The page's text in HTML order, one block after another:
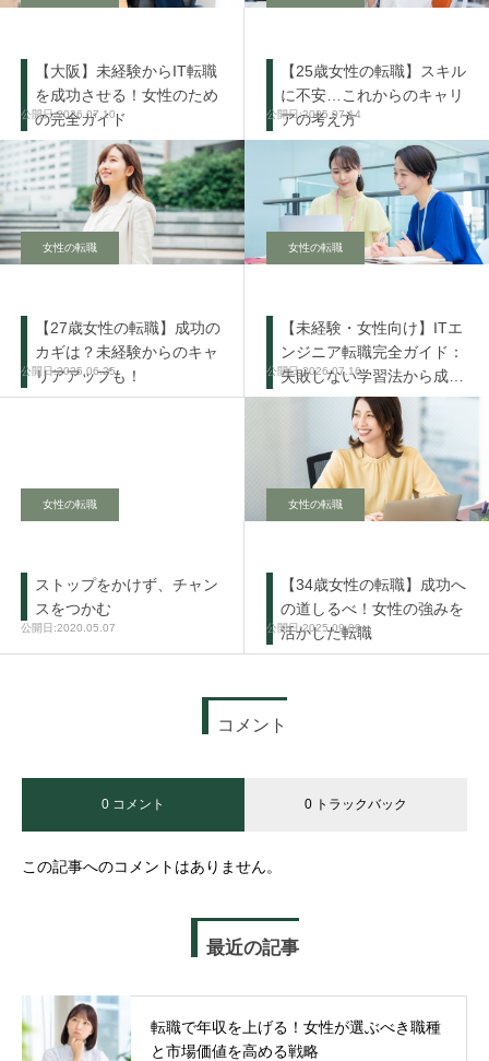
【大阪】未経験からIT転職
を成功させる！女性のため
の完全ガイド
2026.07.10
【25歳女性の転職】スキル
に不安…これからのキャリ
アの考え方
2025.07.14
女性の転職
【27歳女性の転職】成功の
カギは？未経験からのキャ
リアアップも！
2025.06.25
女性の転職
【未経験・女性向け】ITエ
ンジニア転職完全ガイド：
失敗しない学習法から成功
の秘訣まで
2026.07.16
女性の転職
ストップをかけず、チャン
スをつかむ
2020.05.07
女性の転職
【34歳女性の転職】成功へ
の道しるべ！女性の強みを
活かした転職
2025.09.09
コメント
0 コメント 0 トラックバック
この記事へのコメントはありません。
最近の記事
転職で年収を上げる！女性が選ぶべき職種
と市場価値を高める戦略